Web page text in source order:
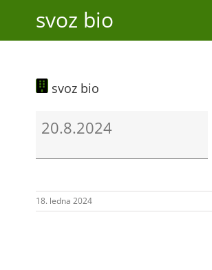
svoz bio
svoz bio
bio
20.8.2024
18. ledna 2024